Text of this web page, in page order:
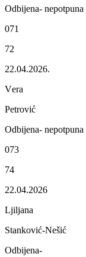
Odbijеna-
071
72
22.04.2026.
Vеra
Pеtrović
Odbijеna-
073
74
22.04.2026
Ljiljana
Stanković-Nеšić
Odbijеna-